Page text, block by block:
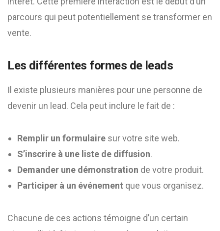
parcours qui peut potentiellement se transformer en
vente.
Les différentes formes de leads
Il existe plusieurs manières pour une personne de
devenir un lead. Cela peut inclure le fait de :
Remplir un formulaire sur votre site web.
S’inscrire à une liste de diffusion.
Demander une démonstration de votre produit.
Participer à un événement que vous organisez.
Chacune de ces actions témoigne d’un certain